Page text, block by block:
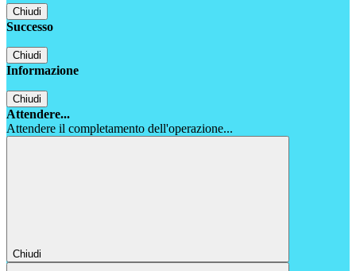
Chiudi
Successo
Chiudi
Informazione
Chiudi
Attendere...
Attendere il completamento dell'operazione...
Chiudi